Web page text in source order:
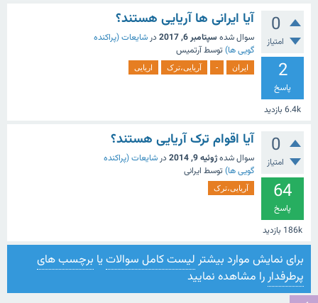
0
امتیاز
2
پاسخ
6.4k بازدید
آیا ایرانی ها آریایی هستند؟
سوال شده سپتامبر 6, 2017 در شایعات (پراکنده
گویی ها) توسطآرتمیس
ایران - آریایی،ترک اریایی
0
امتیاز
64
پاسخ
186k بازدید
آیا اقوام ترک آریایی هستند؟
سوال شدهژوئیه 9, 2014 در شایعات (پراکنده
گویی ها) توسط ایرانی
آریایی،ترک
برای نمایش موارد بیشتر لیست کامل سوالاتیا برچسب های
پرطرفداررا مشاهده نمایید